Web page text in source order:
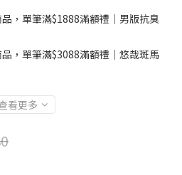
，單筆滿$1888滿額禮｜男版抗臭
，單筆滿$3088滿額禮｜悠哉斑馬
看更多